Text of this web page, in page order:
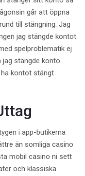
går att öppna
till stängning. Jag
jag stängde kontot
spelproblematik ej
jag stängde konto
ha kontot stängt
i app-butikerna
än somliga casino
mobil casino ni sett
och klassiska